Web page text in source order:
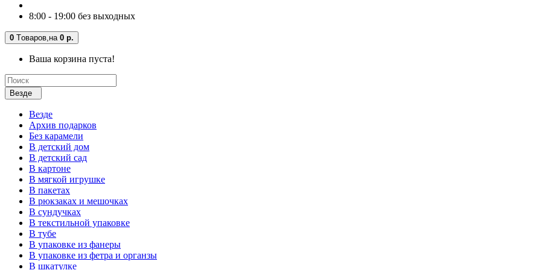
8:00 - 19:00 без выходных
0 Tоваров, на 0 р.
Ваша корзина пуста!
Везде
Везде
Архив подарков
Без карамели
В детский дом
В детский сад
В картоне
В мягкой игрушке
В пакетах
В рюкзаках и мешочках
В сундучках
В текстильной упаковке
В тубе
В упаковке из фанеры
В упаковке из фетра и органзы
В шкатулке